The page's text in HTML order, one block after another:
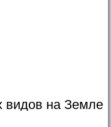
видов на Земле